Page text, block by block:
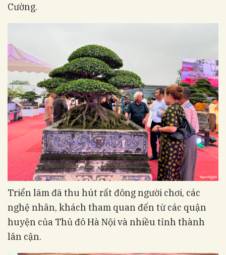
Cường.
Triển lãm đã thu hút rất đông người chơi, các
nghệ nhân, khách tham quan đến từ các quận
huyện của Thủ đô Hà Nội và nhiều tỉnh thành
lân cận.